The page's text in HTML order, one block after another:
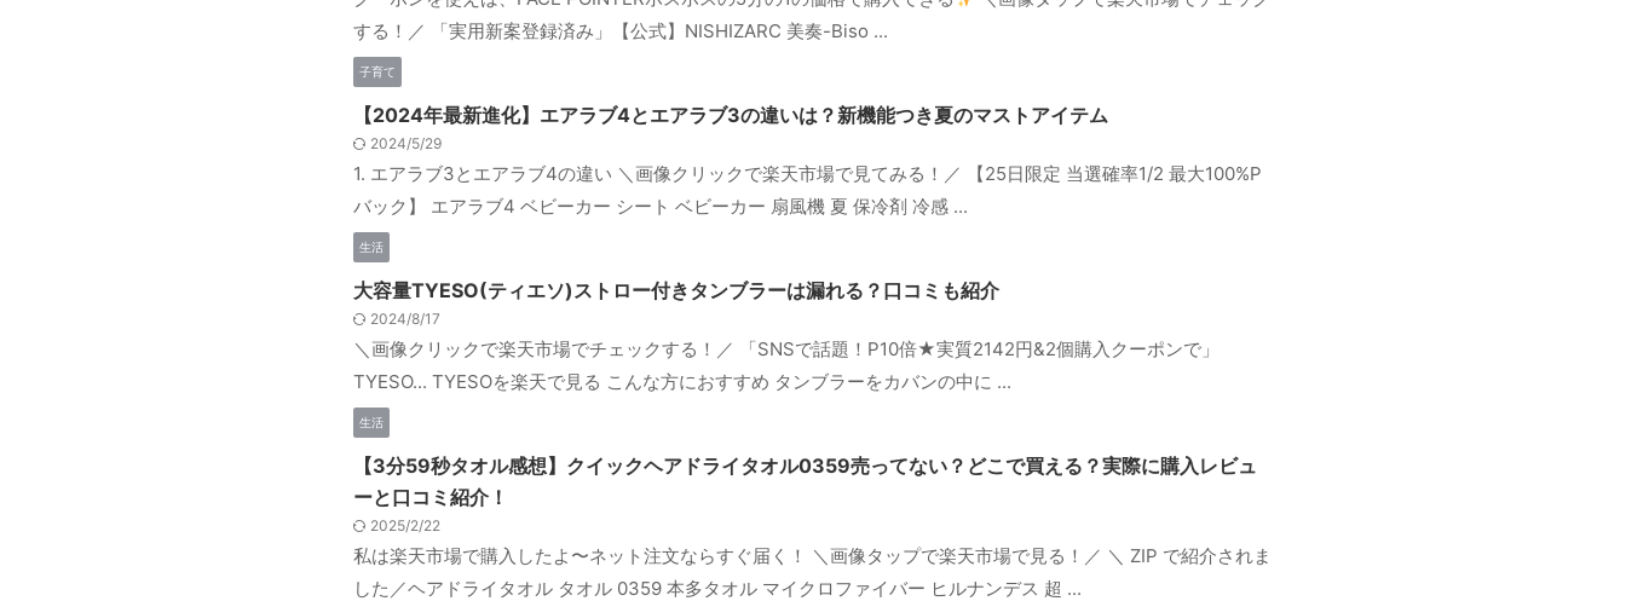
する！／ 「実用新案登録済み」【公式】NISHIZARC 美奏-Biso ...
子育て
【2024年最新進化】エアラブ4とエアラブ3の違いは？新機能つき夏のマストアイテム
2024/5/29
1. エアラブ3とエアラブ4の違い ＼画像クリックで楽天市場で見てみる！／ 【25日限定 当選確率1/2 最大100%P
バック】 エアラブ4 ベビーカー シート ベビーカー 扇風機 夏 保冷剤 冷感 ...
生活
大容量TYESO(ティエソ)ストロー付きタンブラーは漏れる？口コミも紹介
2024/8/17
＼画像クリックで楽天市場でチェックする！／ 「SNSで話題！P10倍★実質2142円&2個購入クーポンで」
TYESO... TYESOを楽天で見る こんな方におすすめ タンブラーをカバンの中に ...
生活
【3分59秒タオル感想】クイックヘアドライタオル0359売ってない？どこで買える？実際に購入レビュ
ーと口コミ紹介！
2025/2/22
私は楽天市場で購入したよ〜ネット注文ならすぐ届く！ ＼画像タップで楽天市場で見る！／ ＼ ZIP で紹介されま
した／ヘアドライタオル タオル 0359 本多タオル マイクロファイバー ヒルナンデス 超 ...